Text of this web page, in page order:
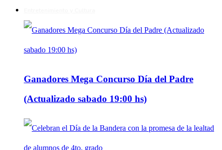
Ganadores Mega Concurso Día del Padre
(Actualizado sabado 19:00 hs)